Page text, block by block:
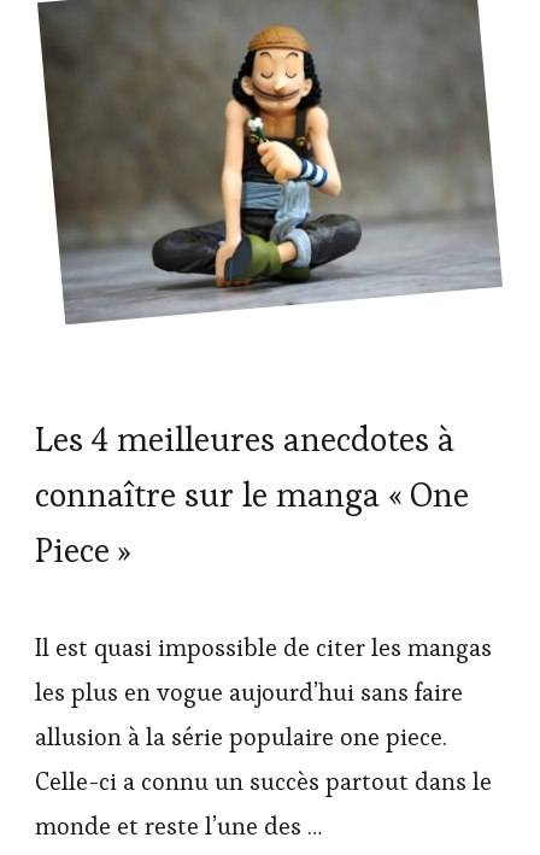
Les 4 meilleures anecdotes à
connaître sur le manga « One
Piece »
Il est quasi impossible de citer les mangas
les plus en vogue aujourd’hui sans faire
allusion à la série populaire one piece.
Celle-ci a connu un succès partout dans le
monde et reste l’une des …